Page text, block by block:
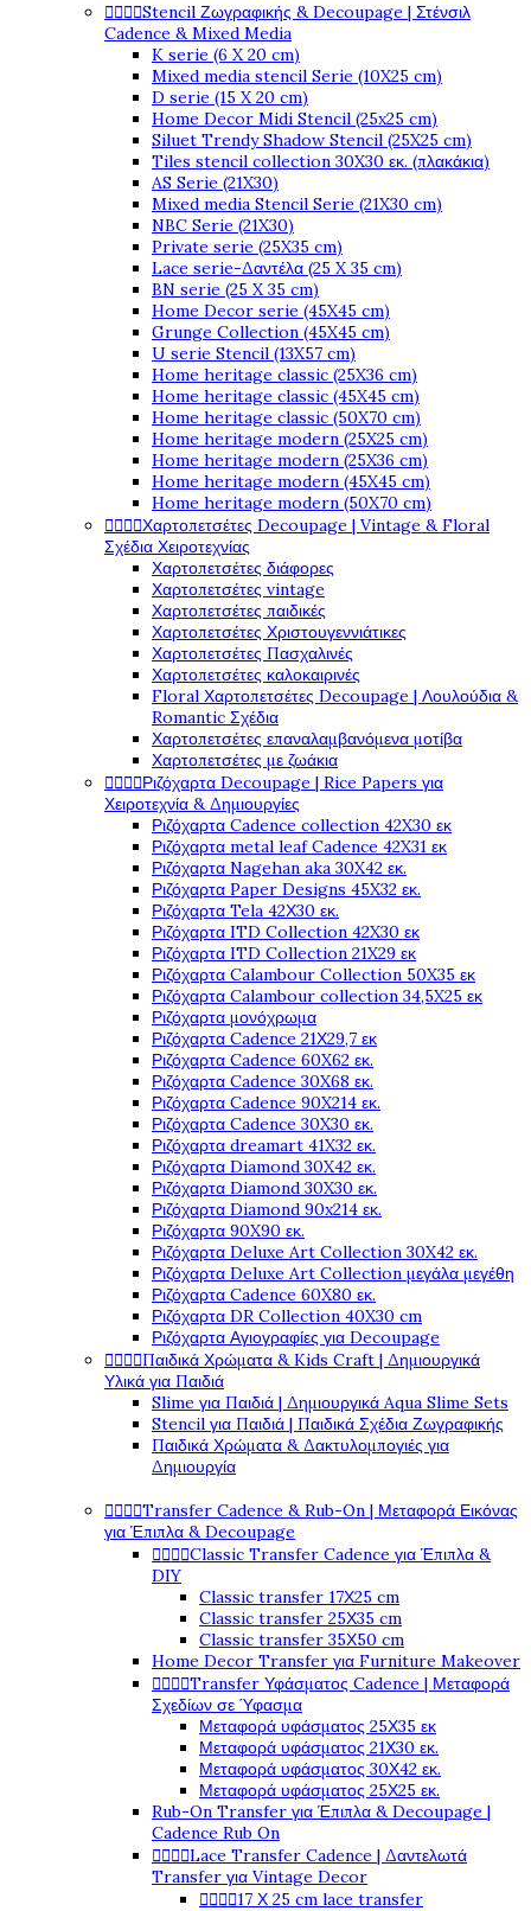
Stencil Ζωγραφικής & Decoupage | Στένσιλ
Cadence & Mixed Media
K serie (6 X 20 cm)
Mixed media stencil Serie (10X25 cm)
D serie (15 X 20 cm)
Home Decor Midi Stencil (25x25 cm)
Siluet Trendy Shadow Stencil (25X25 cm)
Tiles stencil collection 30X30 εκ. (πλακάκια)
AS Serie (21X30)
Mixed media Stencil Serie (21X30 cm)
NBC Serie (21X30)
Private serie (25X35 cm)
Lace serie-Δαντέλα (25 X 35 cm)
BN serie (25 X 35 cm)
Home Decor serie (45X45 cm)
Grunge Collection (45X45 cm)
U serie Stencil (13X57 cm)
Home heritage classic (25X36 cm)
Home heritage classic (45X45 cm)
Home heritage classic (50X70 cm)
Home heritage modern (25X25 cm)
Home heritage modern (25X36 cm)
Home heritage modern (45X45 cm)
Home heritage modern (50X70 cm)
Χαρτοπετσέτες Decoupage | Vintage & Floral
Σχέδια Χειροτεχνίας
Χαρτοπετσέτες διάφορες
Χαρτοπετσέτες vintage
Χαρτοπετσέτες παιδικές
Χαρτοπετσέτες Χριστουγεννιάτικες
Χαρτοπετσέτες Πασχαλινές
Χαρτοπετσέτες καλοκαιρινές
Floral Χαρτοπετσέτες Decoupage | Λουλούδια &
Romantic Σχέδια
Χαρτοπετσέτες επαναλαμβανόμενα μοτίβα
Χαρτοπετσέτες με ζωάκια
Ριζόχαρτα Decoupage | Rice Papers για
Χειροτεχνία & Δημιουργίες
Ριζόχαρτα Cadence collection 42X30 εκ
Ριζόχαρτα metal leaf Cadence 42X31 εκ
Ριζόχαρτα Nagehan aka 30X42 εκ.
Ριζόχαρτα Paper Designs 45X32 εκ.
Ριζόχαρτα Tela 42Χ30 εκ.
Ριζόχαρτα ITD Collection 42X30 εκ
Ριζόχαρτα ITD Collection 21X29 εκ
Ριζόχαρτα Calambour Collection 50X35 εκ
Ριζόχαρτα Calambour collection 34,5X25 εκ
Ριζόχαρτα μονόχρωμα
Ριζόχαρτα Cadence 21Χ29,7 εκ
Ριζόχαρτα Cadence 60X62 εκ.
Ριζόχαρτα Cadence 30X68 εκ.
Ριζόχαρτα Cadence 90X214 εκ.
Ριζόχαρτα Cadence 30X30 εκ.
Ριζόχαρτα dreamart 41X32 εκ.
Ριζόχαρτα Diamond 30X42 εκ.
Ριζόχαρτα Diamond 30X30 εκ.
Ριζόχαρτα Diamond 90x214 εκ.
Ριζόχαρτα 90X90 εκ.
Ριζόχαρτα Deluxe Art Collection 30X42 εκ.
Ριζόχαρτα Deluxe Art Collection μεγάλα μεγέθη
Ριζόχαρτα Cadence 60X80 εκ.
Ριζόχαρτα DR Collection 40X30 cm
Ριζόχαρτα Αγιογραφίες για Decoupage
Παιδικά Χρώματα & Kids Craft | Δημιουργικά
Υλικά για Παιδιά
Slime για Παιδιά | Δημιουργικά Aqua Slime Sets
Stencil για Παιδιά | Παιδικά Σχέδια Ζωγραφικής
Παιδικά Χρώματα & Δακτυλομπογιές για
Δημιουργία
Transfer Cadence & Rub-On | Μεταφορά Εικόνας
για Έπιπλα & Decoupage
Classic Transfer Cadence για Έπιπλα &
DIY
Classic transfer 17Χ25 cm
Classic transfer 25Χ35 cm
Classic transfer 35Χ50 cm
Home Decor Transfer για Furniture Makeover
Transfer Υφάσματος Cadence | Μεταφορά
Σχεδίων σε Ύφασμα
Μεταφορά υφάσματος 25Χ35 εκ
Μεταφορά υφάσματος 21Χ30 εκ.
Μεταφορά υφάσματος 30Χ42 εκ.
Μεταφορά υφάσματος 25Χ25 εκ.
Rub-On Transfer για Έπιπλα & Decoupage |
Cadence Rub On
Lace Transfer Cadence | Δαντελωτά
Transfer για Vintage Decor
17 Χ 25 cm lace transfer